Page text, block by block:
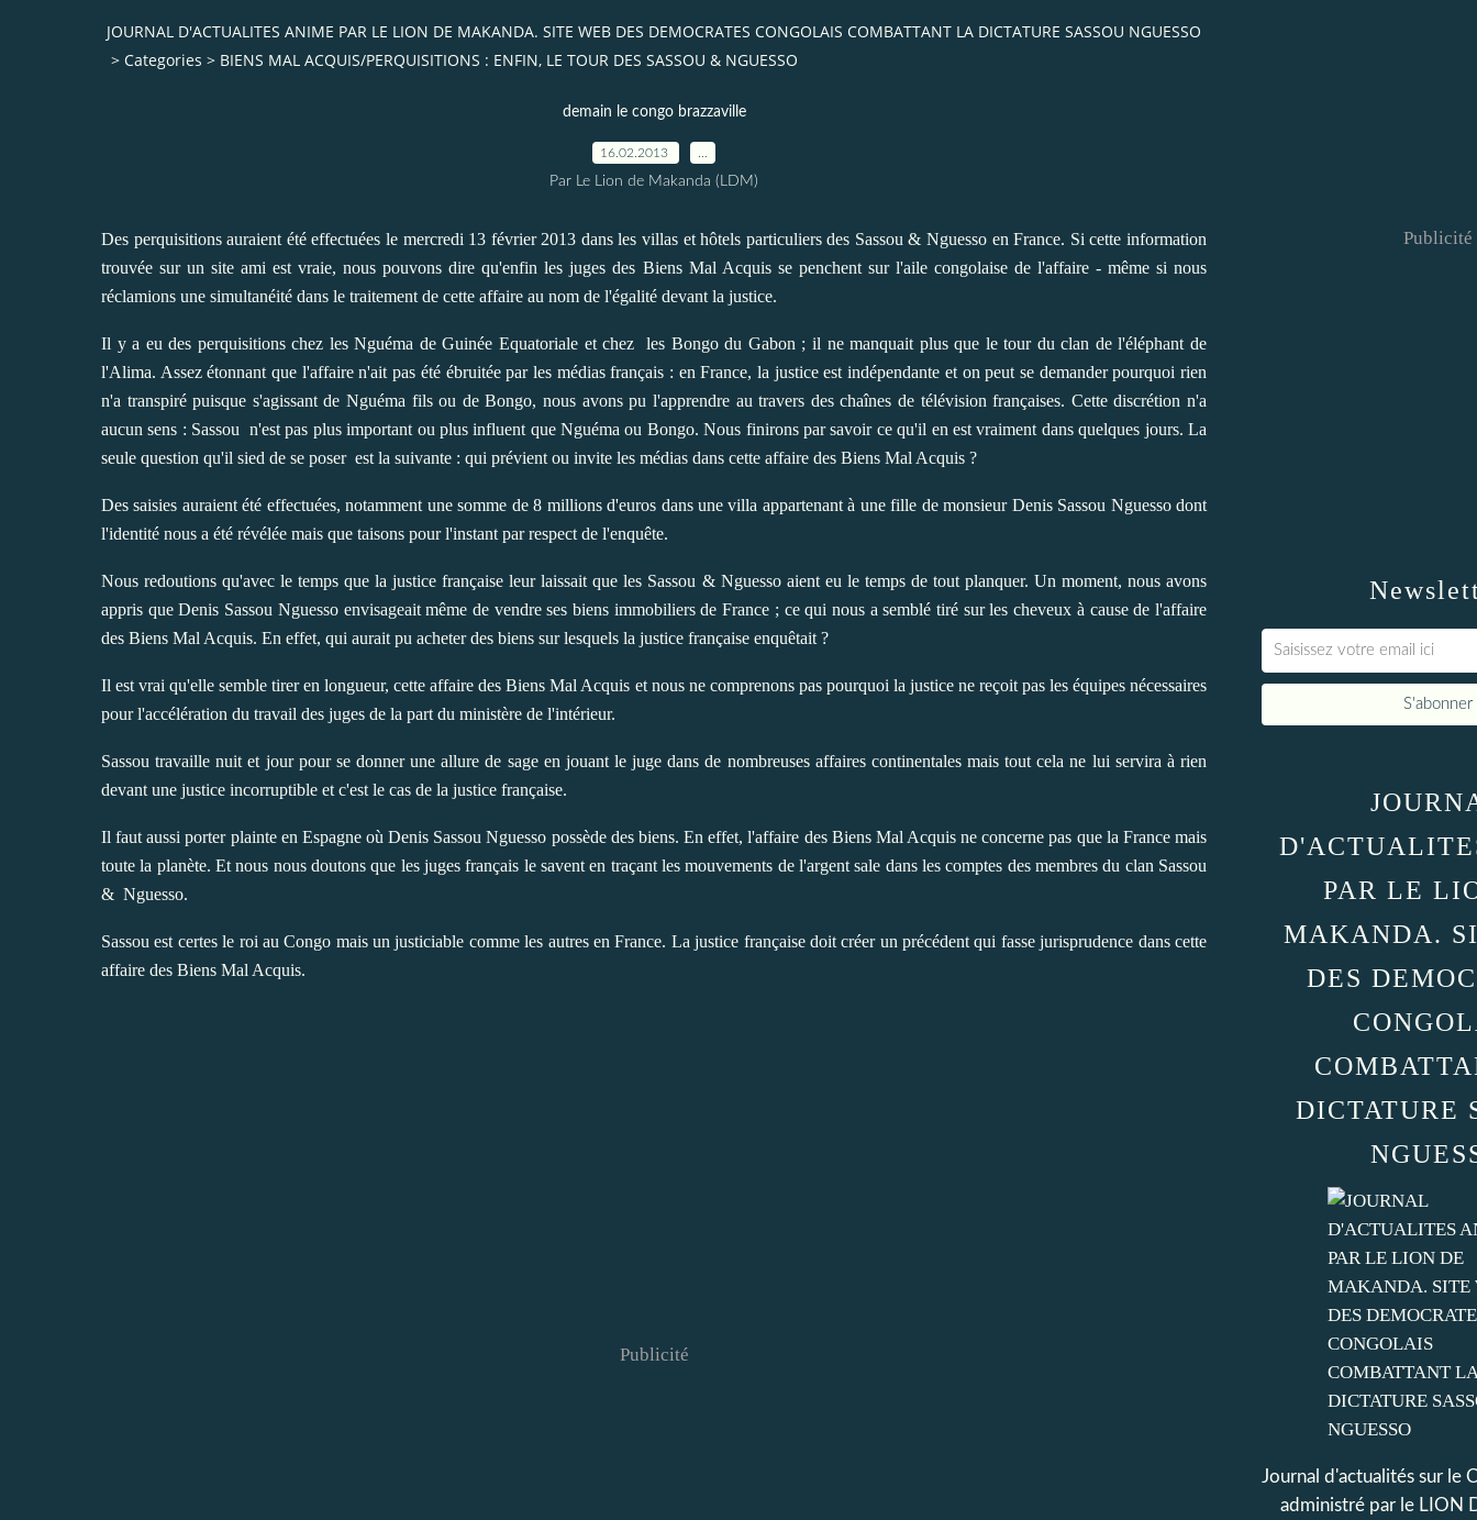
JOURNAL D'ACTUALITES ANIME PAR LE LION DE MAKANDA. SITE WEB DES DEMOCRATES CONGOLAIS COMBATTANT LA DICTATURE SASSOU NGUESSO
> Categories > BIENS MAL ACQUIS/PERQUISITIONS : ENFIN, LE TOUR DES SASSOU & NGUESSO
demain le congo brazzaville
16.02.2013
Par Le Lion de Makanda (LDM)
Des perquisitions auraient été effectuées le mercredi 13 février 2013 dans les villas et hôtels particuliers des Sassou & Nguesso en France. Si cette information
trouvée sur un site ami est vraie, nous pouvons dire qu'enfin les juges des Biens Mal Acquis se penchent sur l'aile congolaise de l'affaire - même si nous
réclamions une simultanéité dans le traitement de cette affaire au nom de l'égalité devant la justice.
Il y a eu des perquisitions chez les Nguéma de Guinée Equatoriale et chez les Bongo du Gabon ; il ne manquait plus que le tour du clan de l'éléphant de
l'Alima. Assez étonnant que l'affaire n'ait pas été ébruitée par les médias français : en France, la justice est indépendante et on peut se demander pourquoi rien
n'a transpiré puisque s'agissant de Nguéma fils ou de Bongo, nous avons pu l'apprendre au travers des chaînes de télévision françaises. Cette discrétion n'a
aucun sens : Sassou n'est pas plus important ou plus influent que Nguéma ou Bongo. Nous finirons par savoir ce qu'il en est vraiment dans quelques jours. La
seule question qu'il sied de se poser est la suivante : qui prévient ou invite les médias dans cette affaire des Biens Mal Acquis ?
Des saisies auraient été effectuées, notamment une somme de 8 millions d'euros dans une villa appartenant à une fille de monsieur Denis Sassou Nguesso dont
l'identité nous a été révélée mais que taisons pour l'instant par respect de l'enquête.
Nous redoutions qu'avec le temps que la justice française leur laissait que les Sassou & Nguesso aient eu le temps de tout planquer. Un moment, nous avons
appris que Denis Sassou Nguesso envisageait même de vendre ses biens immobiliers de France ; ce qui nous a semblé tiré sur les cheveux à cause de l'affaire
des Biens Mal Acquis. En effet, qui aurait pu acheter des biens sur lesquels la justice française enquêtait ?
Il est vrai qu'elle semble tirer en longueur, cette affaire des Biens Mal Acquis et nous ne comprenons pas pourquoi la justice ne reçoit pas les équipes nécessaires
pour l'accélération du travail des juges de la part du ministère de l'intérieur.
Sassou travaille nuit et jour pour se donner une allure de sage en jouant le juge dans de nombreuses affaires continentales mais tout cela ne lui servira à rien
devant une justice incorruptible et c'est le cas de la justice française.
Il faut aussi porter plainte en Espagne où Denis Sassou Nguesso possède des biens. En effet, l'affaire des Biens Mal Acquis ne concerne pas que la France mais
toute la planète. Et nous nous doutons que les juges français le savent en traçant les mouvements de l'argent sale dans les comptes des membres du clan Sassou
& Nguesso.
Sassou est certes le roi au Congo mais un justiciable comme les autres en France. La justice française doit créer un précédent qui fasse jurisprudence dans cette
affaire des Biens Mal Acquis.
Publicité
Publicité
PAR LE
MAKANDA.
DES
DICTATURE
Journal d'actualités sur le
administré par le LION